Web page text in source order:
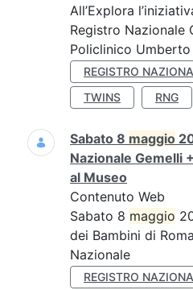
All’Explora
Registro Nazionale
Policlinico Umberto
REGISTRO
TWINS
RNG
Sabato 8 maggio
Nazionale Gemelli
al Museo
Contenuto Web
Sabato 8 maggio
dei Bambini di
Nazionale
REGISTRO